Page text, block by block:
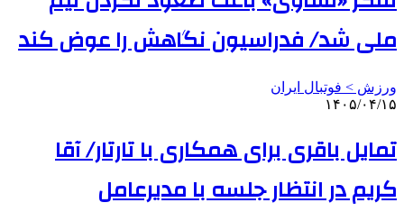
ملی شد/ فدراسیون نگاهش را عوض کند
ورزش > فوتبال ایران
۱۴۰۵/۰۴/۱۵
تمایل باقری برای همکاری با تارتار/ آقا
کریم در انتظار جلسه با مدیرعامل